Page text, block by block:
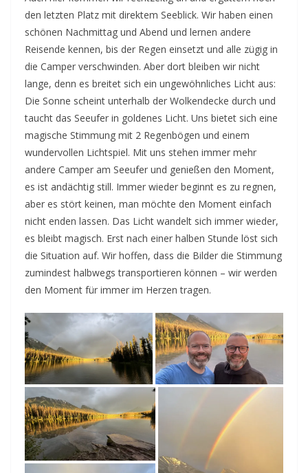
den letzten Platz mit direktem Seeblick. Wir haben einen
schönen Nachmittag und Abend und lernen andere
Reisende kennen, bis der Regen einsetzt und alle zügig in
die Camper verschwinden. Aber dort bleiben wir nicht
lange, denn es breitet sich ein ungewöhnliches Licht aus:
Die Sonne scheint unterhalb der Wolkendecke durch und
taucht das Seeufer in goldenes Licht. Uns bietet sich eine
magische Stimmung mit 2 Regenbögen und einem
wundervollen Lichtspiel. Mit uns stehen immer mehr
andere Camper am Seeufer und genießen den Moment,
es ist andächtig still. Immer wieder beginnt es zu regnen,
aber es stört keinen, man möchte den Moment einfach
nicht enden lassen. Das Licht wandelt sich immer wieder,
es bleibt magisch. Erst nach einer halben Stunde löst sich
die Situation auf. Wir hoffen, dass die Bilder die Stimmung
zumindest halbwegs transportieren können – wir werden
den Moment für immer im Herzen tragen.